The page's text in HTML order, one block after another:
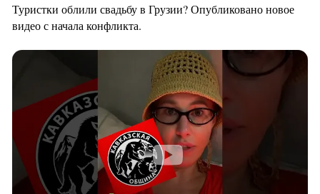
Туристки облили свадьбу в Грузии? Опубликовано новое
видео с начала конфликта.